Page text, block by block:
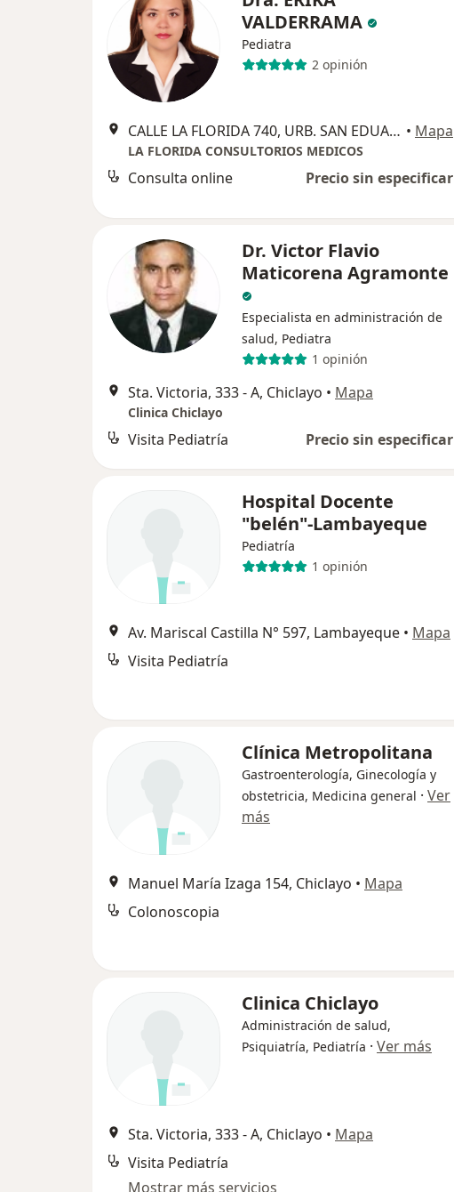
VALDERRAMA
Pediatra
2 opinión
CALLE LA FLORIDA 740, URB. SAN EDUARDO, Chiclayo • Mapa
LA FLORIDA CONSULTORIOS MEDICOS
Consulta online Precio sin especificar
Dr. Victor Flavio
Maticorena Agramonte
Especialista en administración de
salud, Pediatra
1 opinión
Sta. Victoria, 333 - A, Chiclayo • Mapa
Clinica Chiclayo
Visita Pediatría Precio sin especificar
Hospital Docente
"belén"-Lambayeque
Pediatría
1 opinión
Av. Mariscal Castilla N° 597, Lambayeque • Mapa
Visita Pediatría
Clínica Metropolitana
Gastroenterología, Ginecología y
obstetricia, Medicina general · Ver
más
Manuel María Izaga 154, Chiclayo • Mapa
Colonoscopia
Clinica Chiclayo
Administración de salud,
Psiquiatría, Pediatría · Ver más
Sta. Victoria, 333 - A, Chiclayo • Mapa
Visita Pediatría
Mostrar más servicios